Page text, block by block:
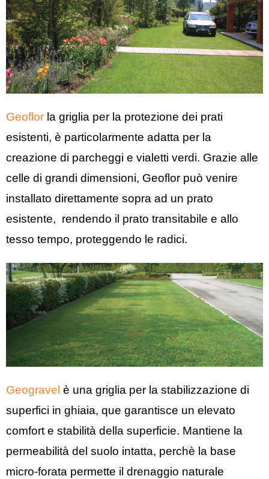
Geoflor la griglia per la protezione dei prati
esistenti, è particolarmente adatta per la
creazione di parcheggi e vialetti verdi. Grazie alle
celle di grandi dimensioni, Geoflor può venire
installato direttamente sopra ad un prato
esistente, rendendo il prato transitabile e allo
tesso tempo, proteggendo le radici.
Geogravel è una griglia per la stabilizzazione di
superfici in ghiaia, que garantisce un elevato
comfort e stabilità della superficie. Mantiene la
permeabilità del suolo intatta, perchè la base
micro-forata permette il drenaggio naturale